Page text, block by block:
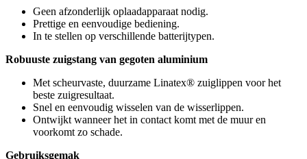
Geen afzonderlijk oplaadapparaat nodig.
Prettige en eenvoudige bediening.
In te stellen op verschillende batterijtypen.
Robuuste zuigstang van gegoten aluminium
Met scheurvaste, duurzame Linatex® zuiglippen voor het
beste zuigresultaat.
Snel en eenvoudig wisselen van de wisserlippen.
Ontwijkt wanneer het in contact komt met de muur en
voorkomt zo schade.
Gebruiksgemak